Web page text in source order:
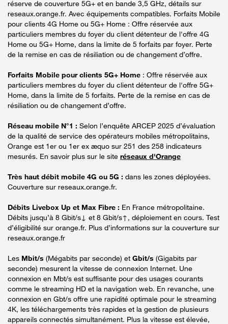
réserve de couverture 5G+ et en bande 3,5 GHz, détails sur
reseaux.orange.fr. Avec équipements compatibles. Forfaits Mobile
pour clients 4G Home ou 5G+ Home : Offre réservée aux
particuliers membres du foyer du client détenteur de l'offre 4G
Home ou 5G+ Home, dans la limite de 5 forfaits par foyer. Perte
de la remise en cas de résiliation ou de changement d’offre.
Forfaits Mobile pour clients 5G+ Home : Offre réservée aux
particuliers membres du foyer du client détenteur de l'offre 5G+
Home, dans la limite de 5 forfaits. Perte de la remise en cas de
résiliation ou de changement d’offre.
Réseau mobile N°1 : Selon l’enquête ARCEP 2025 d’évaluation
de la qualité de service des opérateurs mobiles métropolitains,
Orange est 1er ou 1er ex æquo sur 251 des 258 indicateurs
mesurés. En savoir plus sur le site réseaux d'Orange
Très haut débit mobile 4G ou 5G : dans les zones déployées.
Couverture sur reseaux.orange.fr.
Débits Livebox Up et Max Fibre : En France métropolitaine.
Débits jusqu’à 8 Gbit/s↓ et 8 Gbit/s↑, déploiement en cours. Test
d’éligibilité sur orange.fr. Plus d’informations sur la couverture sur
reseaux.orange.fr
Les Mbit/s (Mégabits par seconde) et Gbit/s (Gigabits par
seconde) mesurent la vitesse de connexion Internet. Une
connexion en Mbt/s est suffisante pour des usages courants
comme le streaming HD et la navigation web. En revanche, une
connexion en Gbt/s offre une rapidité optimale pour le streaming
4K, les téléchargements très rapides et la gestion de plusieurs
appareils connectés simultanément. Plus la vitesse est élevée,